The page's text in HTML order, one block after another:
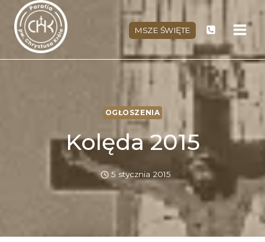
Przejdź
treści
MSZE ŚWIĘTE
OGŁOSZENIA
Kolęda 2015
5 stycznia 2015